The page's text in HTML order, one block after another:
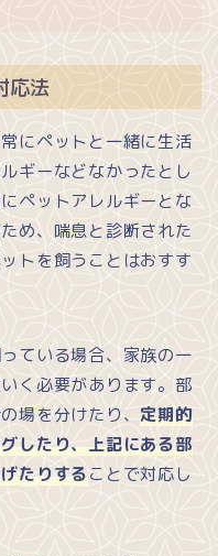
応法
にペットと一緒に生活
ギーなどなかったとし
ペットアレルギーとな
め、喘息と診断された
トを飼うことはおすす
ている場合、家族の一
く必要があります。部
場を分けたり、 定期的
したり、上記にある部
たりすることで対応し